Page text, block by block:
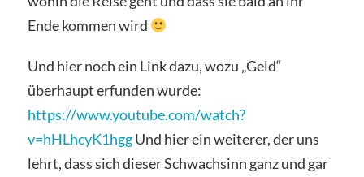
Ende kommen wird
Und hier noch ein Link dazu, wozu „Geld“
überhaupt erfunden wurde:
https://www.youtube.com/watch?
v=hHLhcyK1hggUnd hier ein weiterer, der uns
lehrt, dass sich dieser Schwachsinn ganz und gar